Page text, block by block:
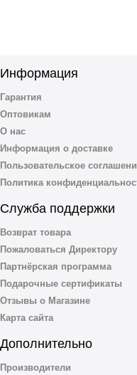
Информация
Гарантия
Оптовикам
О нас
Информация о доставке
Пользовательское
Политика
Служба поддержки
Возврат товара
Пожаловаться Директору
Партнёрская программа
Подарочные сертификаты
Отзывы о Магазине
Карта сайта
Дополнительно
Производители